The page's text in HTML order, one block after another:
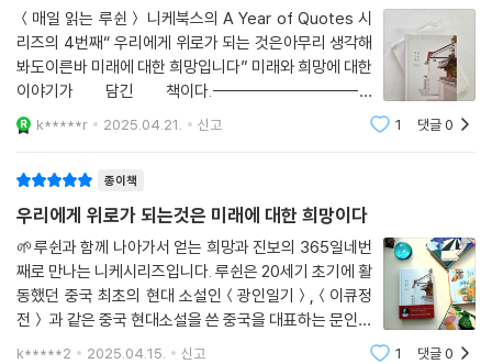
＜매일 읽는 루쉰＞ 니케북스의 A Year of Quotes 시
리즈의 4번째“ 우리에게 위로가 되는 것은아무리 생각해
봐도이른바 미래에 대한 희망입니다” 미래와 희망에 대한
이야기가 담긴 책이다.------------------------
---------------------루쉰 – 네이버 위키 출처중
국의 작가. 중근 근현대 문학의 아버지로 불리며,루쉰의
과 발
k*****r 2025.04.21. 신고 1 댓글0
종이책
우리에게 위로가 되는것은 미래에 대한 희망이다
🌱루쉰과 함께 나아가서 얻는 희망과 진보의 365일네번
째로 만나는 니케시리즈입니다. 루쉰은 20세기 초기에 활
동했던 중국 최초의 현대 소설인＜광인일기＞,＜이큐정
전＞ 과 같은 중국 현대소설을 쓴 중국을 대표하는 문인이
라고 해요. 절망과 어둠의 시대에서 다시 일어서고, 길이
k*****2 2025.04.15. 신고 1 댓글0